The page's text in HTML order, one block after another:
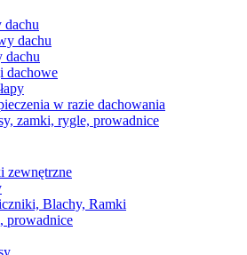
dachu
dachu
dachowe
w razie dachowania
zamki, rygle, prowadnice
zewnętrzne
Blachy, Ramki
prowadnice